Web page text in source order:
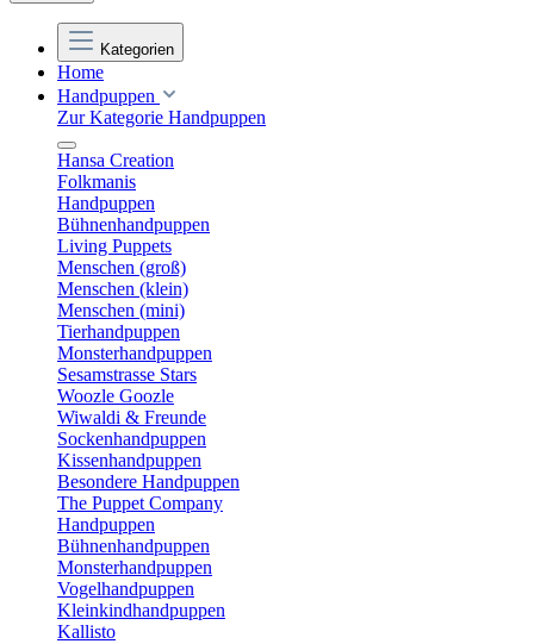
Kategorien
Home
Handpuppen
Zur Kategorie Handpuppen
Hansa Creation
Folkmanis
Handpuppen
Bühnenhandpuppen
Living Puppets
Menschen (groß)
Menschen (klein)
Menschen (mini)
Tierhandpuppen
Monsterhandpuppen
Sesamstrasse Stars
Woozle Goozle
Wiwaldi & Freunde
Sockenhandpuppen
Kissenhandpuppen
Besondere Handpuppen
The Puppet Company
Handpuppen
Bühnenhandpuppen
Monsterhandpuppen
Vogelhandpuppen
Kleinkindhandpuppen
Kallisto